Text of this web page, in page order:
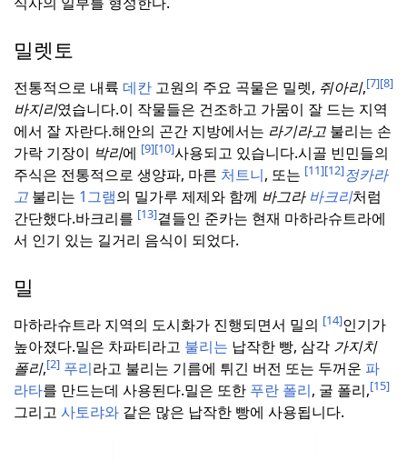
밀렛토
전통적으로 내륙 데칸 고원의 주요 곡물은 밀렛, 쥐아리,[7][8]
바지리였습니다.이 작물들은 건조하고 가뭄이 잘 드는 지역
에서 잘 자란다.해안의 곤간 지방에서는 라기라고 불리는 손
가락 기장이 박리에 [9][10]사용되고 있습니다.시골 빈민들의
주식은 전통적으로 생양파, 마른 처트니, 또는 [11][12]정카라
고 불리는 1그램의 밀가루 제제와 함께 바그라 바크리처럼
간단했다.바크리를 [13]곁들인 준카는 현재 마하라슈트라에
서 인기 있는 길거리 음식이 되었다.
밀
마하라슈트라 지역의 도시화가 진행되면서 밀의 [14]인기가
높아졌다.밀은 차파티라고 불리는 납작한 빵, 삼각 가지치
폴리,[2] 푸리라고 불리는 기름에 튀긴 버전 또는 두꺼운 파
라타를 만드는데 사용된다.밀은 또한 푸란 폴리, 굴 폴리,[15]
그리고 사토랴와 같은 많은 납작한 빵에 사용됩니다.